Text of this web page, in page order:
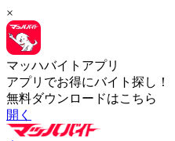
×
マッハバイトアプリ
アプリでお得にバイト探し！
無料ダウンロードはこちら
開く